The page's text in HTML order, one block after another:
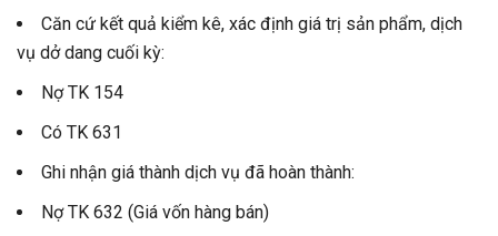
Căn cứ kết quả kiểm kê, xác định giá trị sản phẩm, dịch
vụ dở dang cuối kỳ:
Nợ TK 154
Có TK 631
Ghi nhận giá thành dịch vụ đã hoàn thành:
Nợ TK 632 (Giá vốn hàng bán)